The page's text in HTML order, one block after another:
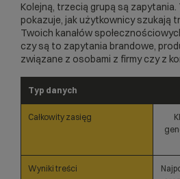
Kolejną, trzecią grupą są
pokazuje, jak użytkownicy szukają
Twoich kanałów
czy są to zapytania brandowe,
związane z osobami z firmy czy z
Typ danych
Całkowity zasięg
Wyniki treści